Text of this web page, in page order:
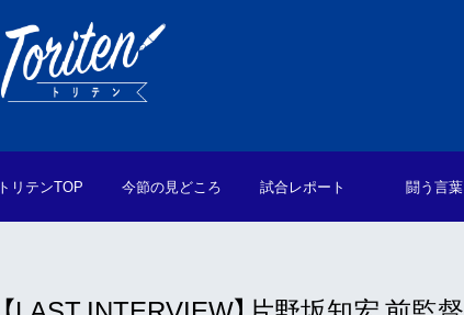
トリテンTOP 今節の見どころ 試合レポート 闘う言葉